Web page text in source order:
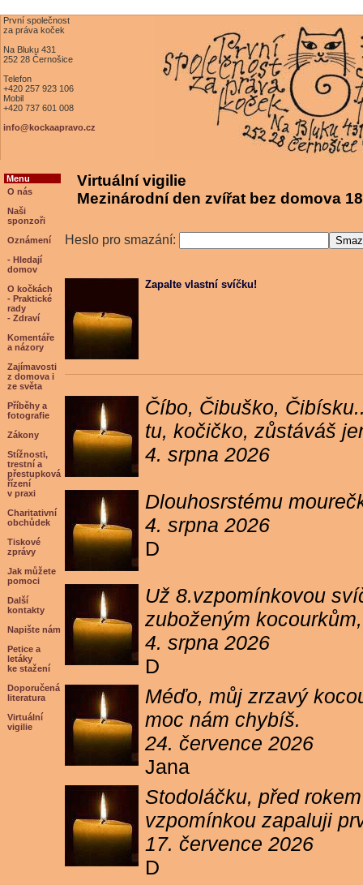
První společnost
za práva koček
Na Bluku 431
252 28 Černošice
Telefon
+420 257 923 106
Mobil
+420 737 601 008
info@kockaapravo.cz
Menu
O nás
Naši
sponzoři
Oznámení
- Hledají
domov
O kočkách
- Praktické
rady
- Zdraví
Komentáře
a názory
Zajímavosti
z domova i
ze světa
Příběhy a
fotografie
Zákony
Stížnosti,
trestní a
přestupková
řízení
v praxi
Charitativní
obchůdek
Tiskové
zprávy
Jak můžete
pomoci
Další
kontakty
Napište nám
Petice a
letáky
ke stažení
Doporučená
literatura
Virtuální
vigilie
Virtuální vigilie
Mezinárodní den zvířat bez domova
Heslo pro smazání:
Zapalte vlastní svíčku!
Číbo, Čibuško,
tu, kočičko, zůstáváš
4. srpna 2026
Dlouhosrstému
4. srpna 2026
D
Už 8.vzpomínkovou
zuboženým
4. srpna 2026
D
Méďo, můj zrzavý
moc nám chybíš.
24. července 2026
Jana
Stodoláčku, před
vzpomínkou zapaluji
17. července 2026
D